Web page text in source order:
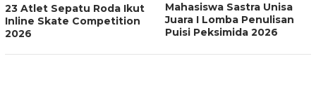
23 Atlet Sepatu Roda Ikut
Inline Skate Competition
2026
Mahasiswa Sastra Unisa
Juara I Lomba Penulisan
Puisi Peksimida 2026